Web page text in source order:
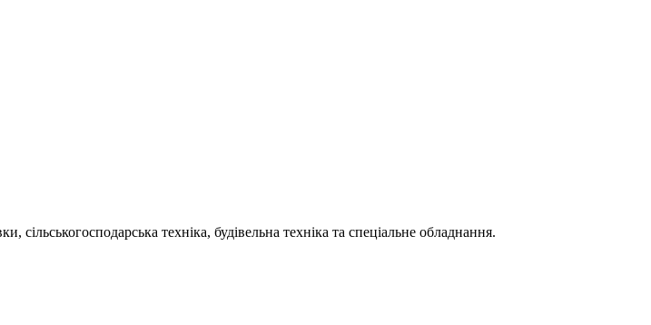
сільськогосподарська техніка, будівельна техніка та спеціальне обладнання.